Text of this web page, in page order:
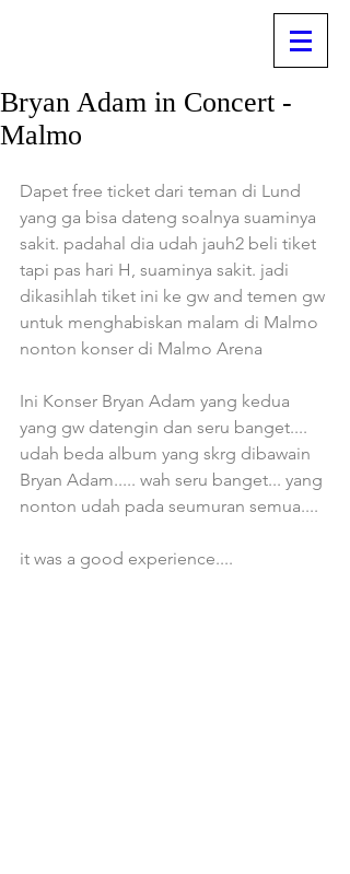
Bryan Adam in Concert -
Malmo
Dapet free ticket dari teman di Lund
yang ga bisa dateng soalnya suaminya
sakit. padahal dia udah jauh2 beli tiket
tapi pas hari H, suaminya sakit. jadi
dikasihlah tiket ini ke gw and temen gw
untuk menghabiskan malam di Malmo
nonton konser di Malmo Arena
Ini Konser Bryan Adam yang kedua
yang gw datengin dan seru banget....
udah beda album yang skrg dibawain
Bryan Adam..... wah seru banget... yang
nonton udah pada seumuran semua....
it was a good experience....